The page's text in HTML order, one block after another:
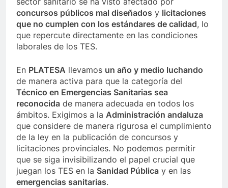
concursos públicos mal diseñados y licitaciones
que no cumplen con los estándares de calidad, lo
que repercute directamente en las condiciones
laborales de los TES.
En PLATESA llevamos un año y medio luchando
de manera activa para que la categoría del
Técnico en Emergencias Sanitarias sea
reconocida de manera adecuada en todos los
ámbitos. Exigimos a la Administración andaluza
que considere de manera rigurosa el cumplimiento
de la ley en la publicación de concursos y
licitaciones provinciales. No podemos permitir
que se siga invisibilizando el papel crucial que
juegan los TES en la Sanidad Pública y en las
emergencias sanitarias.